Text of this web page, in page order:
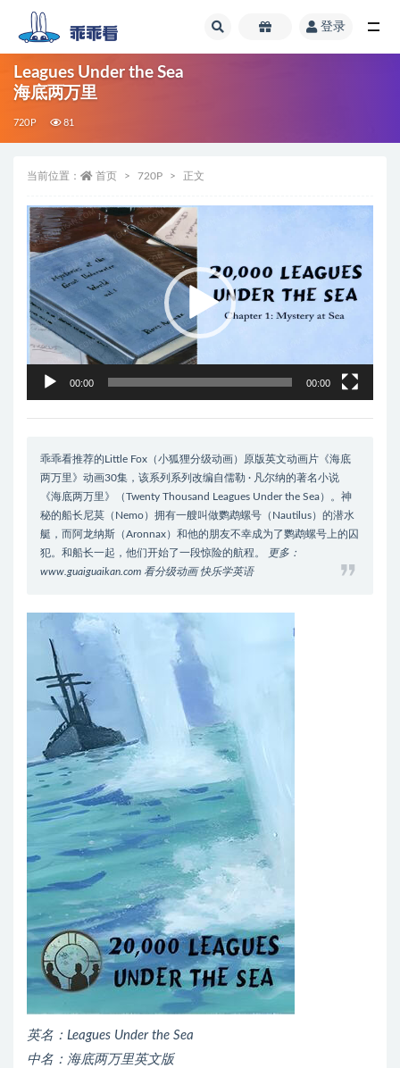
登录
Leagues Under the Sea
海底两万里
720P 81
当前位置： 首页 720P 正文
视
频
播
放
器
00:00 00:00
乖乖看推荐的Little Fox（小狐狸分级动画）原版英文动画片《海底
两万里》动画30集，该系列系列改编自儒勒 · 凡尔纳的著名小说
《海底两万里》（Twenty Thousand Leagues Under the Sea）。神
秘的船长尼莫（Nemo）拥有一艘叫做鹦鹉螺号（Nautilus）的潜水
艇，而阿龙纳斯（Aronnax）和他的朋友不幸成为了鹦鹉螺号上的囚
犯。和船长一起，他们开始了一段惊险的航程。
更多：
www.guaiguaikan.com 看分级动画 快乐学英语
英名：Leagues Under the Sea
中名：海底两万里英文版